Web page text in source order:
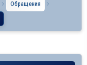
Обращения